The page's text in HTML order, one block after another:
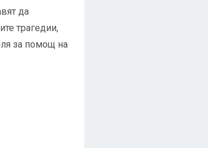
да
трагедии,
за помощ на